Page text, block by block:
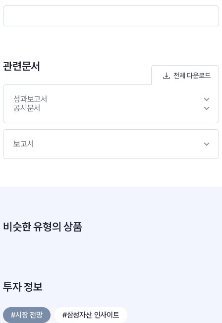
관련문서
전체 다운로드
성과보고서
공시문서
보고서
비슷한 유형의 상품
투자 정보
#시장 전망 #삼성자산 인사이트